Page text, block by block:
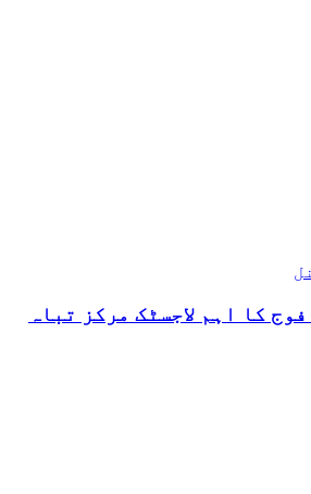
کا اہم لاجسٹک مرکز تباہ